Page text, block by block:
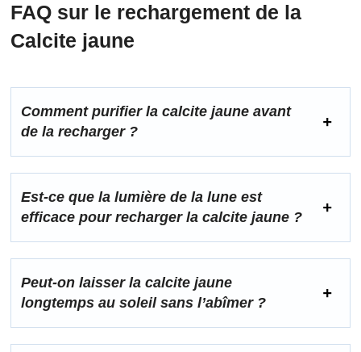
FAQ sur le rechargement de la
Calcite jaune
Comment purifier la calcite jaune avant
de la recharger ?
Est‑ce que la lumière de la lune est
efficace pour recharger la calcite jaune ?
Peut‑on laisser la calcite jaune
longtemps au soleil sans l’abîmer ?